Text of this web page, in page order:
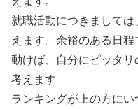
就職活動につきまして
えます。余裕のある日
動けば、自分にピッタ
考えます
ランキングが上の方に